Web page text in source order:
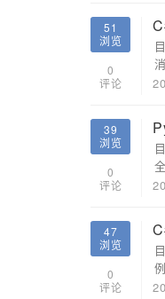
51
浏览
0
评论
39
浏览
0
评论
47
浏览
0
评论